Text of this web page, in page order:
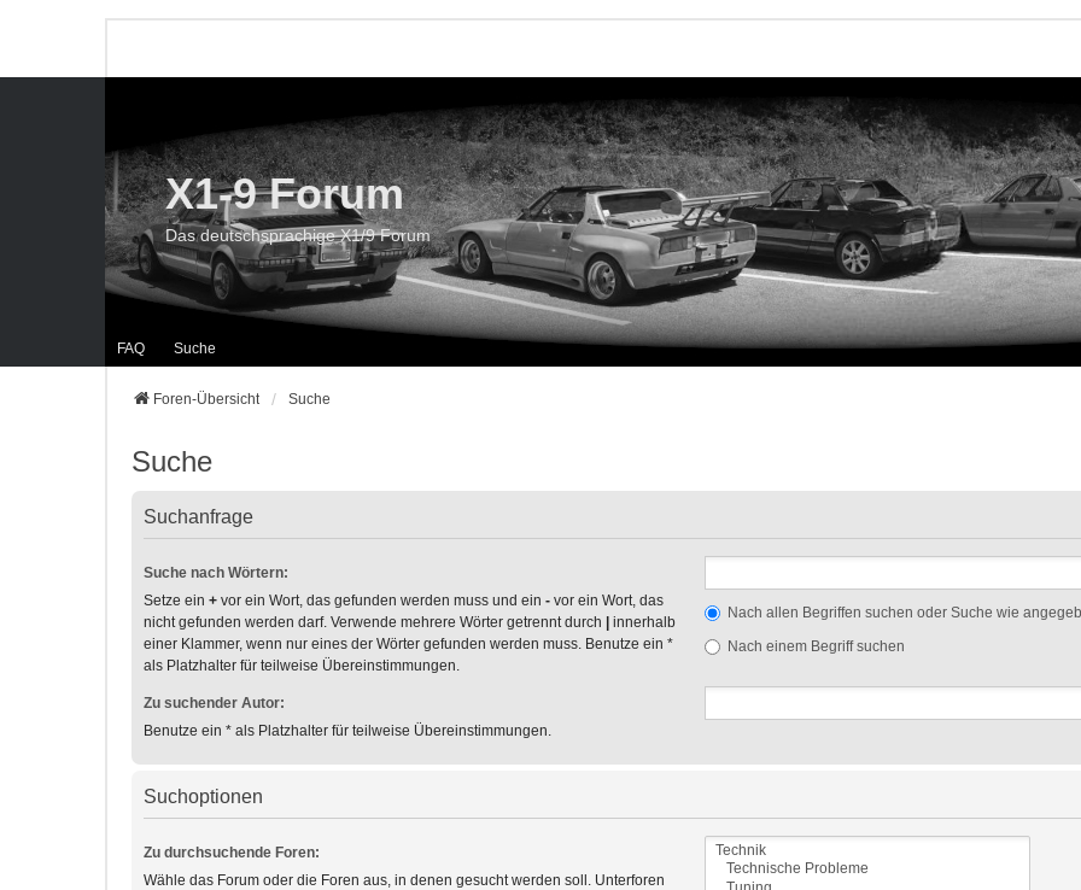
FAQ Suche
X1-9 Forum
Das deutschsprachige X1/9 Forum
Foren-Übersicht Suche
Suche
Suchanfrage
Suche nach Wörtern:
Setze ein + vor ein Wort, das gefunden werden muss und ein - vor ein Wort, das
nicht gefunden werden darf. Verwende mehrere Wörter getrennt durch
innerhalb
einer Klammer, wenn nur eines der Wörter gefunden werden muss. Benutze ein *
als Platzhalter für teilweise Übereinstimmungen.
Nach allen Begriffen suchen oder Suche wie
Nach einem Begriff suchen
Zu suchender Autor:
Benutze ein * als Platzhalter für teilweise Übereinstimmungen.
Suchoptionen
Zu durchsuchende Foren:
Wähle das Forum oder die Foren aus, in denen gesucht werden soll. Unterforen